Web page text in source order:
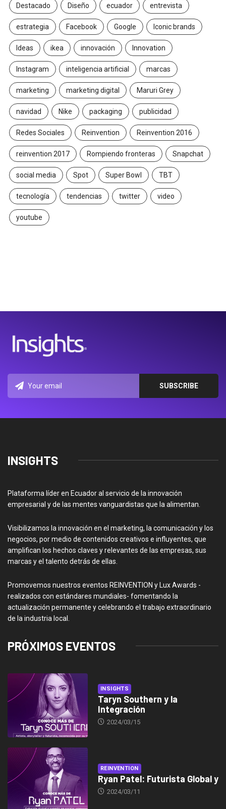
Destacado Diseño ecuador entrevista
estrategia Facebook Google Iconic brands
Ideas ikea innovación Innovation
Instagram inteligencia artificial marcas
marketing marketing digital Maruri Grey
navidad Nike packaging publicidad
Redes Sociales Reinvention Reinvention 2016
reinvention 2017 Rompiendo fronteras Snapchat
social media Spot Super Bowl TBT
tecnología tendencias twitter video
youtube
INSIGHTS
Plataforma líder en Ecuador al servicio de la innovación
empresarial y de las mentes vanguardistas que la alimentan.
Visibilizamos la innovación en el marketing, la comunicación y los
negocios, por medio de contenidos creativos e influyentes, que
amplifican los hechos claves y relevantes de las empresas, sus
marcas y el talento detrás de ellas.
Promovemos nuestros eventos REINVENTION y Lux Awards -
realizados con estándares mundiales- fomentando la
actualización permanente y celebrando el trabajo extraordinario
de la industria local.
PRÓXIMOS EVENTOS
INSIGHTS
Taryn Southern y la
Integración
2024/03/15
REINVENTION
Ryan Patel: Futurista Global y
2024/03/11